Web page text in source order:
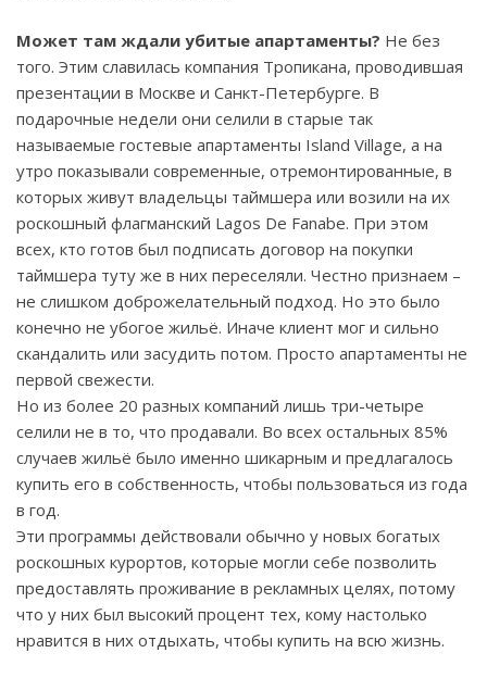
Может там ждали убитые апартаменты? Не без
того. Этим славилась компания Тропикана, проводившая
презентации в Москве и Санкт-Петербурге. В
подарочные недели они селили в старые так
называемые гостевые апартаменты Island Village, а на
утро показывали современные, отремонтированные, в
которых живут владельцы таймшера или возили на их
роскошный флагманский Lagos De Fanabe. При этом
всех, кто готов был подписать договор на покупки
таймшера туту же в них переселяли. Честно признаем –
не слишком доброжелательный подход. Но это было
конечно не убогое жильё. Иначе клиент мог и сильно
скандалить или засудить потом. Просто апартаменты не
первой свежести.
Но из более 20 разных компаний лишь три-четыре
селили не в то, что продавали. Во всех остальных 85%
случаев жильё было именно шикарным и предлагалось
купить его в собственность, чтобы пользоваться из года
в год.
Эти программы действовали обычно у новых богатых
роскошных курортов, которые могли себе позволить
предоставлять проживание в рекламных целях, потому
что у них был высокий процент тех, кому настолько
нравится в них отдыхать, чтобы купить на всю жизнь.